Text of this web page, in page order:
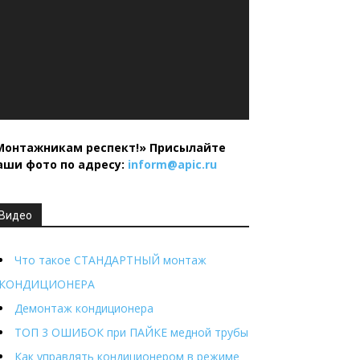
респект!» Присылайте
фото по адресу: inform@apic.ru
Что такое СТАНДАРТНЫЙ монтаж
Демонтаж кондиционера
ТОП 3 ОШИБОК при ПАЙКЕ медной трубы
Как управлять кондиционером в режиме